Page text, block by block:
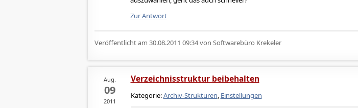
Zur Antwort
Veröffentlicht am 30.08.2011 09:34von Softwarebüro Krekeler
Aug.
09
2011
Verzeichnisstruktur beibehalten
Kategorie:Archiv-Strukturen, Einstellungen